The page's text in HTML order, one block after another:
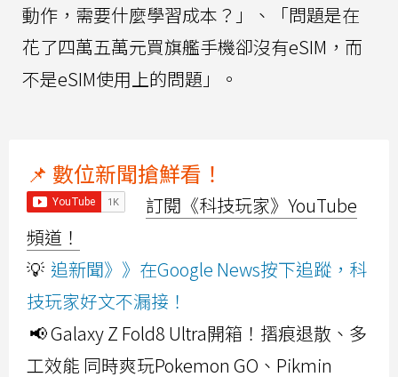
動作，需要什麼學習成本？」、「問題是在
花了四萬五萬元買旗艦手機卻沒有eSIM，而
不是eSIM使用上的問題」。
📌 數位新聞搶鮮看！
訂閱《科技玩家》YouTube
頻道！
💡 追新聞》》在Google News按下追蹤，科
技玩家好文不漏接！
📢 Galaxy Z Fold8 Ultra開箱！摺痕退散、多
工效能 同時爽玩Pokemon GO、Pikmin